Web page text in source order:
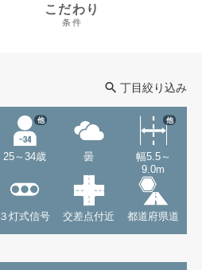
こだわり
条件
丁目絞り込み
25～34歳
他
曇
幅5.5～
9.0m
他
３灯式信号 交差点付近 都道府県道